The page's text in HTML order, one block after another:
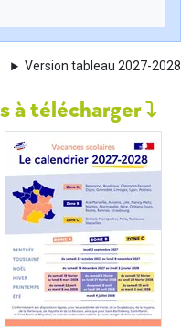
Version tableau 2027-2028
à télécharger